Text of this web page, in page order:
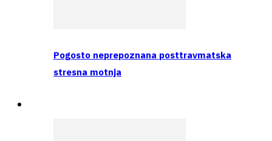
Pogosto neprepoznana posttravmatska
stresna motnja